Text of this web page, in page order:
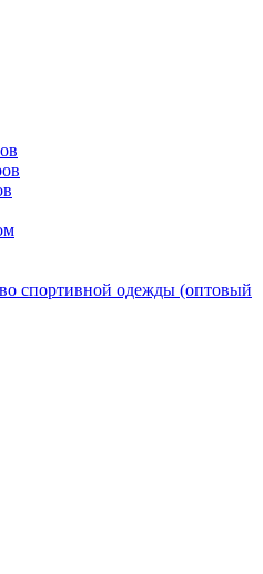
спортивной одежды (оптовый